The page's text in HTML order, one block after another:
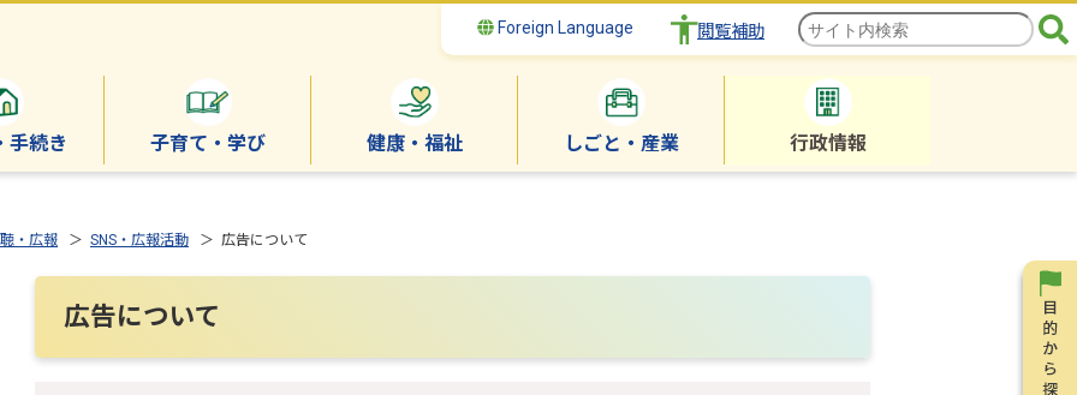
Foreign Language 閲覧補助
手続き 子育て・学び 健康・福祉 しごと・産業 行政情報
・広報 ＞ SNS・広報活動 ＞ 広告について
広告について